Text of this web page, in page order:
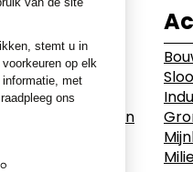
Bulldozers
Graders en Walsen